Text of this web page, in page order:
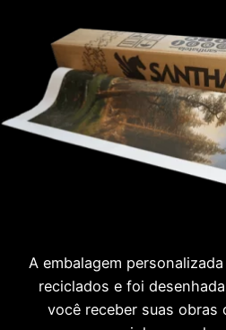
A embalagem
reciclados e foi
você receber suas obras